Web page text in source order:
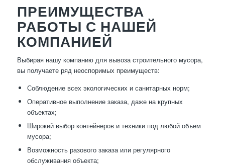
ПРЕИМУЩЕСТВА
РАБОТЫ С НАШЕЙ
КОМПАНИЕЙ
Выбирая нашу компанию для вывоза строительного мусора,
вы получаете ряд неоспоримых преимуществ:
Соблюдение всех экологических и санитарных норм;
Оперативное выполнение заказа, даже на крупных
объектах;
Широкий выбор контейнеров и техники под любой объем
мусора;
Возможность разового заказа или регулярного
обслуживания объекта;